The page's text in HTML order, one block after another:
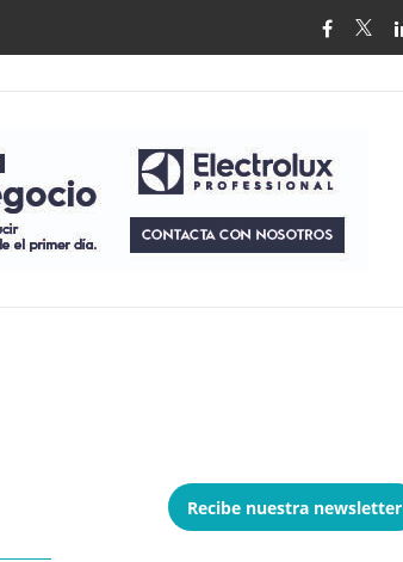
Recibe nuestra newsletter